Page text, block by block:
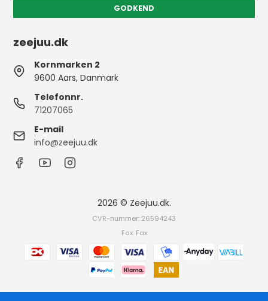
GODKEND
zeejuu.dk
Kornmarken 2
9600 Aars, Danmark
Telefonnr.
71207065
E-mail
info@zeejuu.dk
2026 © Zeejuu.dk.
CVR-nummer: 26594243
Fax: Fax